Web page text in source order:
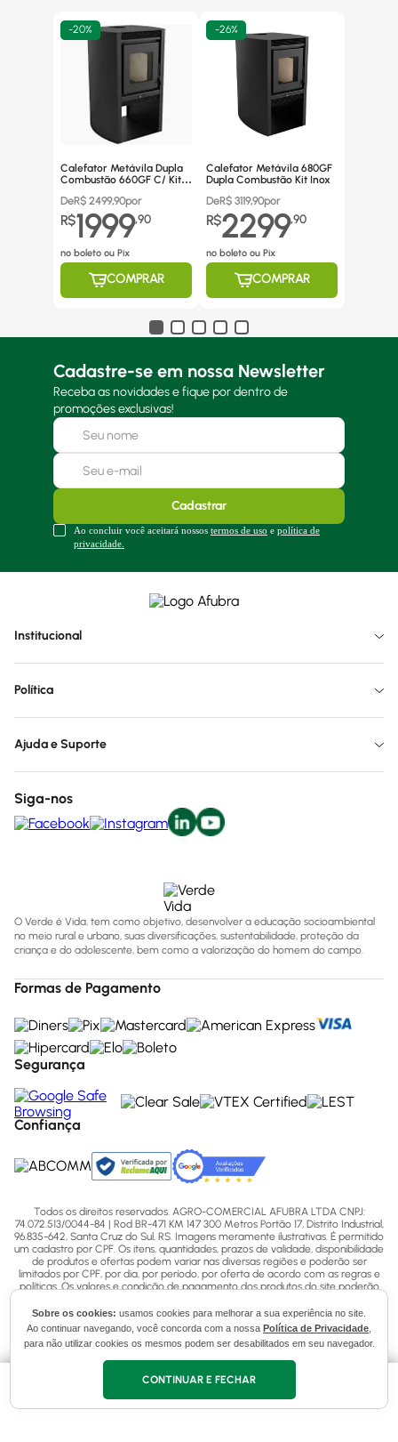
Sobre os cookies: usamos cookies para melhorar a sua experiência no site.
Ao continuar navegando, você concorda com a nossa Política de Privacidade
para não utilizar cookies os mesmos podem ser desabilitados em seu navegador.
CONTINUAR E FECHAR
-20%
Calefator Metávila Dupla
Combustão 660GF C/ Kit
DeR$ 2499,90por
R$1999,90
no boleto ou Pix
COMPRAR
-26%
Calefator Metávila 680GF
Dupla Combustão Kit Inox
DeR$ 3119,90por
R$2299,90
no boleto ou Pix
COMPRAR
Cadastre-se em nossa Newsletter
Receba as novidades e fique por dentro de
promoções exclusivas!
Cadastrar
Ao concluir você aceitará nossos termos de uso e política de
privacidade.
Institucional
Política
Ajuda e Suporte
Siga-nos
O Verde é Vida, tem como objetivo, desenvolver a educação socioambiental
no meio rural e urbano, suas diversificações, sustentabilidade, proteção da
criança e do adolescente, bem como a valorização do homem do campo.
Formas de Pagamento
Segurança
Confiança
Todos os direitos reservados. AGRO-COMERCIAL AFUBRA LTDA CNPJ:
74.072.513/0044-84 | Rod BR-471 KM 147 300 Metros Portão 17, Distrito Industrial,
96.835-642, Santa Cruz do Sul, RS. Imagens meramente ilustrativas. É permitido
um cadastro por CPF. Os itens, quantidades, prazos de validade, disponibilidade
de produtos e ofertas podem variar nas diversas regiões e poderão ser
limitados por CPF, por dia, por período, por oferta de acordo com as regras e
políticas. Os valores e condição de pagamento dos produtos do site poderão
Políticas ou entre em contato via ligação (51) 3713-7770, WhatsApp pelo número
(51) 3713-7750 ou email - sac@afubra.com.br.